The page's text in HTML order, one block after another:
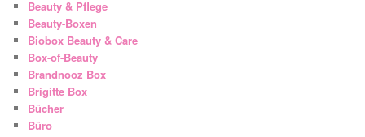
Beauty & Pflege
Beauty-Boxen
Biobox Beauty & Care
Box-of-Beauty
Brandnooz Box
Brigitte Box
Bücher
Büro